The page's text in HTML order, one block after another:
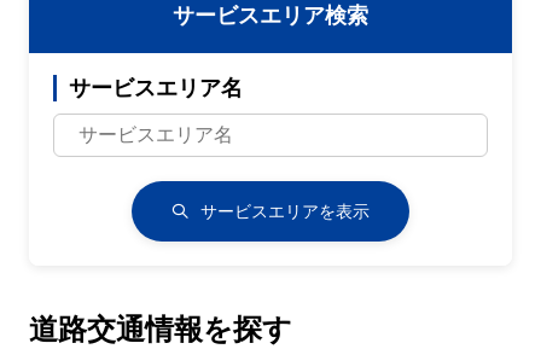
サービスエリア検索
サービスエリア名
サービスエリアを表示
道路交通情報を探す